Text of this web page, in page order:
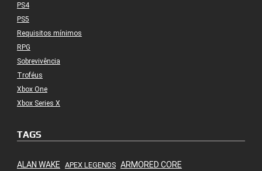
PS4
PS5
Requisitos mínimos
RPG
Sobrevivência
Troféus
Xbox One
Xbox Series X
TAGS
ALAN WAKE APEX LEGENDS ARMORED CORE